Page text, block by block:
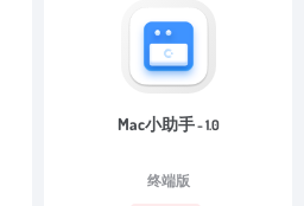
Mac小助手- 1.0
终端版